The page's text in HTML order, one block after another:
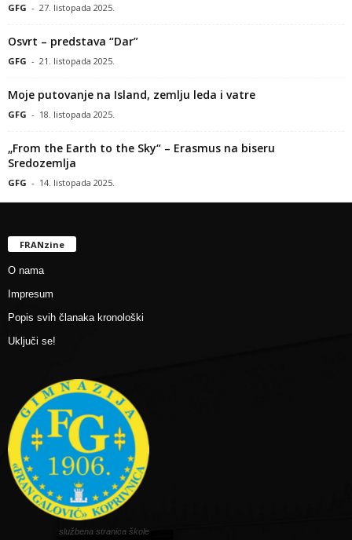
GFG - 27. listopada 2025.
Osvrt – predstava “Dar”
GFG - 21. listopada 2025.
Moje putovanje na Island, zemlju leda i vatre
GFG - 18. listopada 2025.
„From the Earth to the Sky“ – Erasmus na biseru
Sredozemlja
GFG - 14. listopada 2025.
FRANzine
O nama
Impresum
Popis svih članaka kronološki
Uključi se!
službena stranica škole